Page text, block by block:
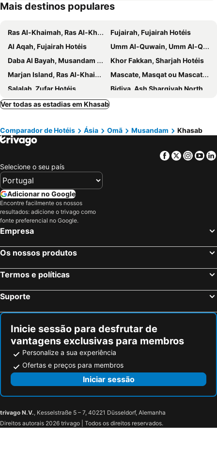
Mais destinos populares
Ras Al-Khaimah, Ras Al-Khaimah Hotéis
Fujairah, Fujairah Hotéis
Al Aqah, Fujairah Hotéis
Umm Al-Quwain, Umm Al-Qaiwain Hotéis
Daba Al Bayah, Musandam Hotéis
Khor Fakkan, Sharjah Hotéis
Marjan Island, Ras Al-Khaimah Hotéis
Mascate, Masqat ou Mascate Hotéis
Salalah, Zufar Hotéis
Bidiya, Ash Sharqiyah North Hotéis
Al Musanaah, Al Batinah South Hotéis
Ver todas as estadias em Khasab
Comparador de Hotéis Ásia Omã Musandam Khasab
Facebook
Twitter
Selecione o seu país
Adicionar no Google
Encontre facilmente os nossos
resultados: adicione o trivago como
fonte preferencial no Google.
Empresa
Os nossos produtos
Termos e políticas
Suporte
Inicie sessão para desfrutar de
vantagens exclusivas para membros
Personalize a sua experiência
Ofertas e preços para membros
Iniciar sessão
trivago N.V., Kesselstraße 5 – 7, 40221 Düsseldorf, Alemanha
Direitos autorais 2026 trivago | Todos os direitos reservados.